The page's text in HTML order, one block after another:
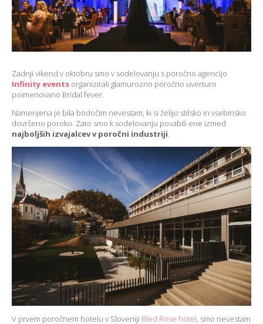
Zadnji vikend v oktobru smo v sodelovanju s poročno agencijo
Infinity events organizirali glamurozno poročno uverturo
poimenovano Bridal fever.
Namenjena je bila bodočim nevestam, ki si želijo stilsko in vsebinsko
dovršeno poroko. Zato smo k sodelovanju povabili ene izmed
najboljših izvajalcev v poročni industriji
V prvem poročnem hotelu v Sloveniji Bled Rose hotel, smo nevestam